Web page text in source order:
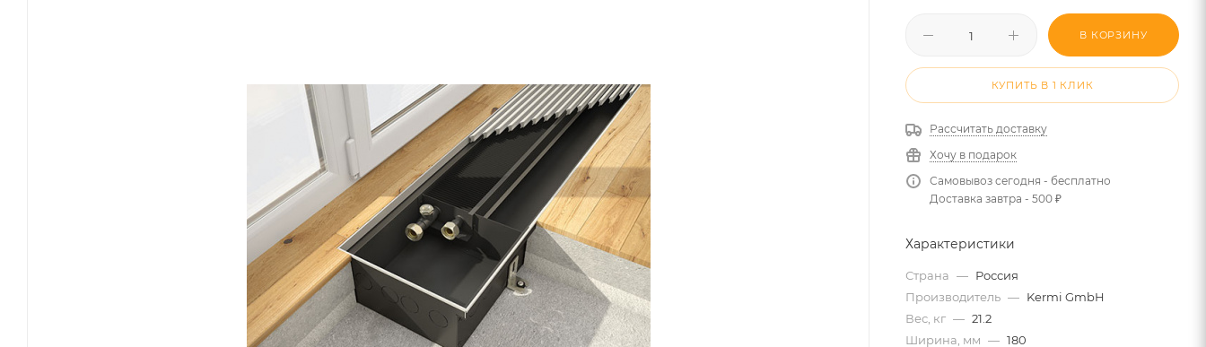
В КОРЗИНУ
КУПИТЬ В 1 КЛИК
Рассчитать доставку
Хочу в подарок
Самовывоз сегодня - бесплатно
Доставка завтра - 500 ₽
Характеристики
Страна — Россия
Производитель — Kermi GmbH
Вес, кг — 21.2
Ширина, мм — 180